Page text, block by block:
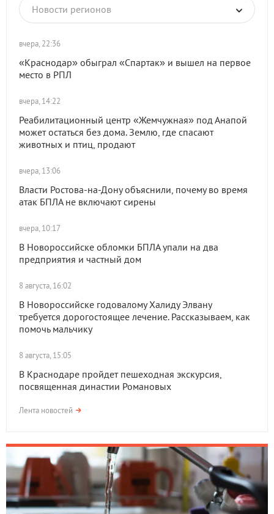
Новости регионов
вчера, 22:36
«Краснодар» обыграл «Спартак» и вышел на первое
место в РПЛ
вчера, 14:22
Реабилитационный центр «Жемчужная» под Анапой
может остаться без дома. Землю, где спасают
животных и птиц, продают
вчера, 13:06
Власти Ростова-на-Дону объяснили, почему во время
атак БПЛА не включают сирены
вчера, 10:17
В Новороссийске обломки БПЛА упали на два
предприятия и частный дом
8 августа, 16:02
В Новороссийске годовалому Халиду Элвану
требуется дорогостоящее лечение. Рассказываем, как
помочь мальчику
8 августа, 15:05
В Краснодаре пройдет пешеходная экскурсия,
посвященная династии Романовых
Лента новостей